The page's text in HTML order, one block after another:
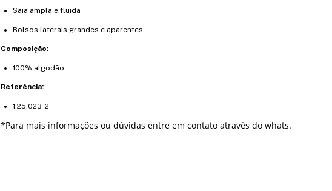
Saia ampla e fluida
Bolsos laterais grandes e aparentes
Composição:
100% algodão
Referência:
1.25.023-2
*Para mais informações ou dúvidas entre em contato através do whats.